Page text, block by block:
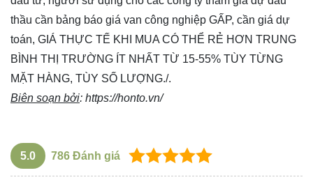
thầu cần bảng báo giá van công nghiệp GẤP, cần giá dự
toán, GIÁ THỰC TẾ KHI MUA CÓ THỂ RẺ HƠN TRUNG
BÌNH THỊ TRƯỜNG ÍT NHẤT TỪ 15-55% TÙY TỪNG
MẶT HÀNG, TÙY SỐ LƯỢNG./.
Biên soạn bởi: https://honto.vn/
5.0 786 Đánh giá